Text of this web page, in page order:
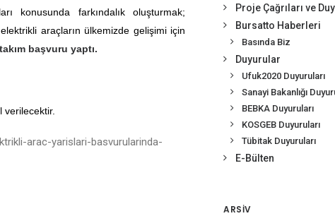
konusunda farkındalık oluşturmak;
araçların ülkemizde gelişimi için
başvuru yaptı.
verilecektir.
arac-yarislari-basvurularinda-
Proje Çağrıları ve
Bursatto Haberleri
Basında Biz
Duyurular
Ufuk2020 Duyuruları
Sanayi Bakanlığı
BEBKA Duyuruları
KOSGEB Duyuruları
Tübitak Duyuruları
E-Bülten
ARSIV